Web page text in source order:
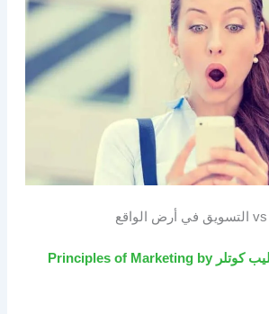
كتاب ادارة للرائع فيليب كوتلر Principles of Marketing by